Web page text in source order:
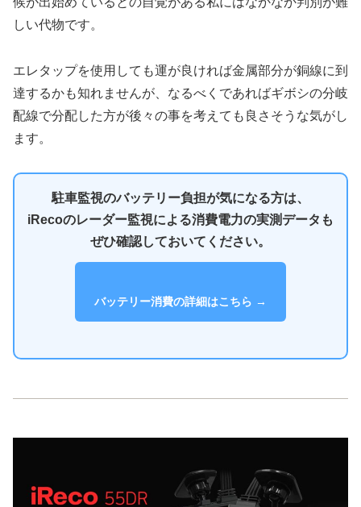
しい代物です。
エレタップを使用しても運が良ければ金属部分が銅線に到
達するかも知れませんが、なるべくであればギボシの分岐
配線で分配した方が後々の事を考えても良さそうな気がし
ます。
駐車監視のバッテリー負担が気になる方は、
iRecoのレーダー監視による消費電力の実測データも
ぜひ確認しておいてください。
バッテリー消費の詳細はこちら →